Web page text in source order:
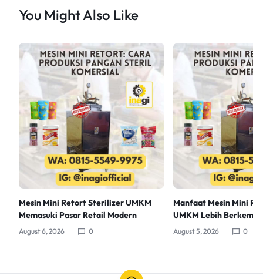
You Might Also Like
Mesin Mini Retort Sterilizer UMKM
Memasuki Pasar Retail Modern
August 6, 2026 0
Manfaat Mesin Mini
UMKM Lebih
August 5, 2026 0